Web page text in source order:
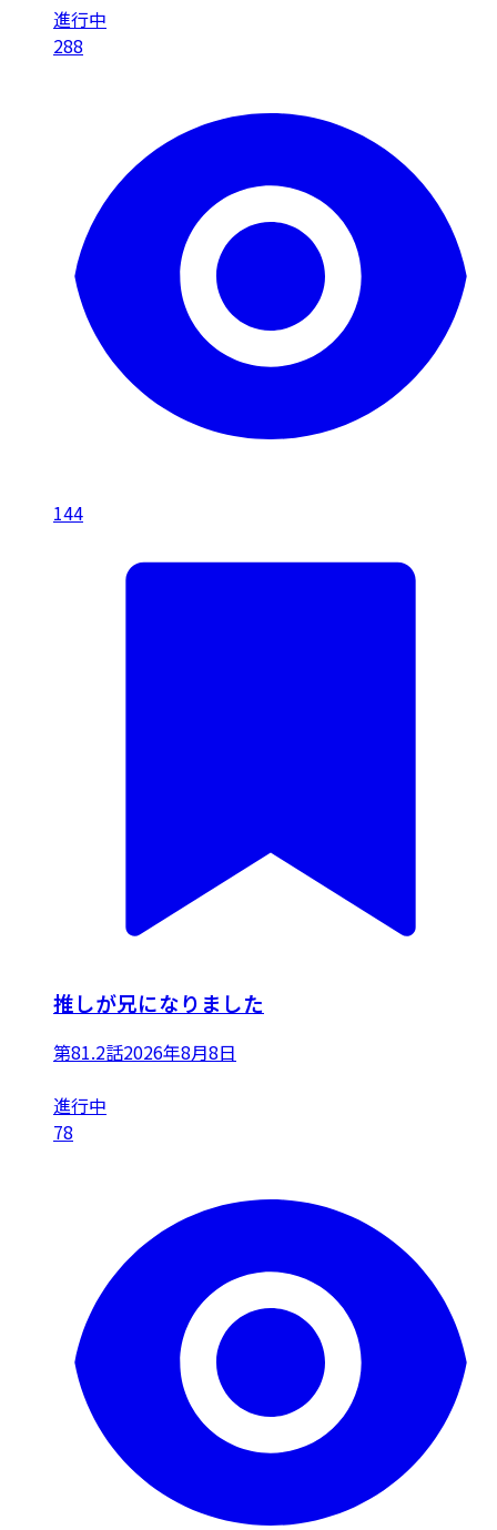
進行中
288
144
推しが兄になりました
第81.2話2026年8月8日
進行中
78